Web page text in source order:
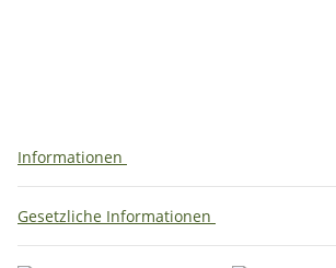
Informationen
Gesetzliche Informationen